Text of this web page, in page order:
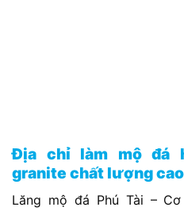
Địa chỉ làm mộ đá
granite chất lượng cao
Lăng mộ đá Phú Tài –